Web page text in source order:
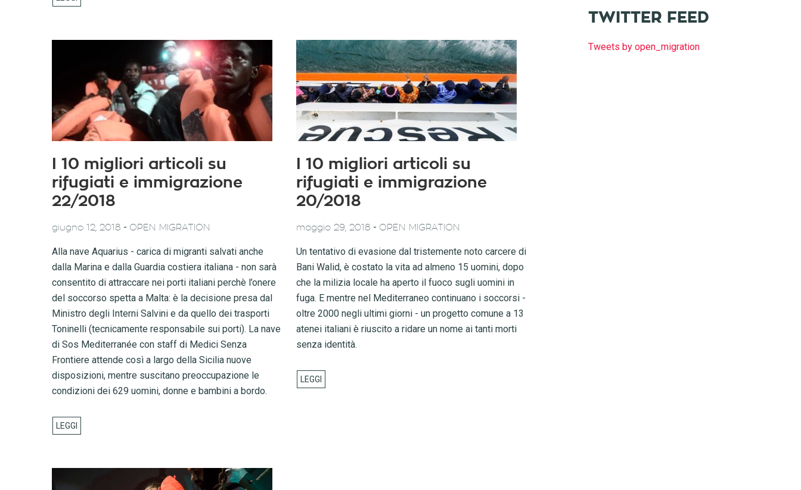
I 10 migliori articoli su
rifugiati e immigrazione
22/2018
giugno 12, 2018 - OPEN MIGRATION
Alla nave Aquarius - carica di migranti salvati anche
dalla Marina e dalla Guardia costiera italiana - non sarà
consentito di attraccare nei porti italiani perchè l’onere
del soccorso spetta a Malta: è la decisione presa dal
Ministro degli Interni Salvini e da quello dei trasporti
Toninelli (tecnicamente responsabile sui porti). La nave
di Sos Mediterranée con staff di Medici Senza
Frontiere attende così a largo della Sicilia nuove
disposizioni, mentre suscitano preoccupazione le
condizioni dei 629 uomini, donne e bambini a bordo.
I 10 migliori articoli su
rifugiati e immigrazione
20/2018
maggio 29, 2018 - OPEN MIGRATION
Un tentativo di evasione dal tristemente noto carcere di
Bani Walid, è costato la vita ad almeno 15 uomini, dopo
che la milizia locale ha aperto il fuoco sugli uomini in
fuga. E mentre nel Mediterraneo continuano i soccorsi -
oltre 2000 negli ultimi giorni - un progetto comune a 13
atenei italiani è riuscito a ridare un nome ai tanti morti
senza identità.
TWITTER FEED
Tweets by open_migration